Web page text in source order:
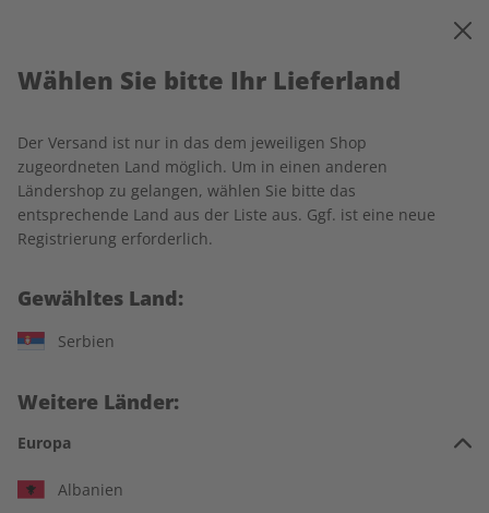
Startseite écoute Produkte
Produkte
20 Artikel
Filter
Wählen Sie bitte Ihr Lieferland
Der Versand ist nur in das dem jeweiligen Shop
zugeordneten Land möglich. Um in einen anderen
Ländershop zu gelangen, wählen Sie bitte das
entsprechende Land aus der Liste aus. Ggf. ist eine neue
Registrierung erforderlich.
Gewähltes Land:
Serbien
Weitere Länder:
Europa
Albanien